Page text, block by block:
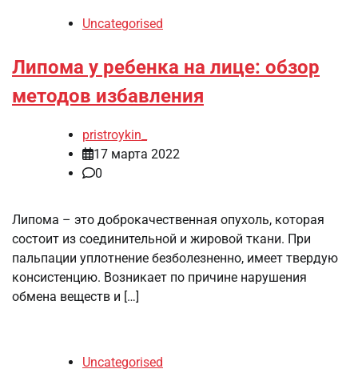
Uncategorised
Липома у ребенка на лице: обзор
методов избавления
pristroykin_
17 марта 2022
0
Липома – это доброкачественная опухоль, которая
состоит из соединительной и жировой ткани. При
пальпации уплотнение безболезненно, имеет твердую
консистенцию. Возникает по причине нарушения
обмена веществ и […]
Uncategorised